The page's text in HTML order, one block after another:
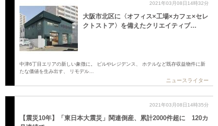
2021年03月08日14時32分
大阪市北区に〈オフィス×工場×カフェ×セレ
クトストア〉を備えたクリエイティブ…
中津6丁目エリアの新しい象徴に。 ビルやレジデンス、 ホテルなど既存収益物件に新
たな価値を生み出す、 リモデル…
ニュースライター
2021年03月08日14時35分
【震災10年】「東日本大震災」関連倒産、累計2000件超に 120カ